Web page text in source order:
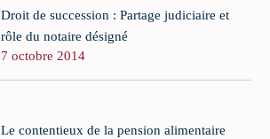
Droit de succession : Partage judiciaire et
rôle du notaire désigné
7 octobre 2014
Le contentieux de la pension alimentaire